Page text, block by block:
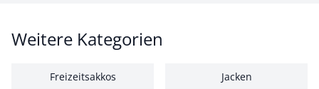
Weitere Kategorien
Freizeitsakkos Jacken